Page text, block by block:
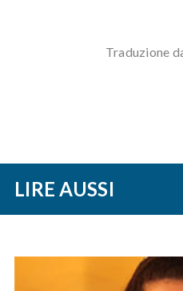
Traduzione
LIRE AUSSI